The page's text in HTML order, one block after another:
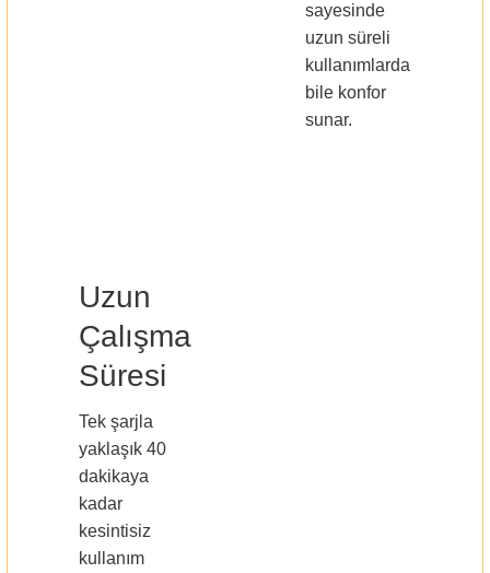
sayesinde
uzun süreli
kullanımlarda
bile konfor
sunar.
Uzun
Çalışma
Süresi
Tek şarjla
yaklaşık 40
dakikaya
kadar
kesintisiz
kullanım